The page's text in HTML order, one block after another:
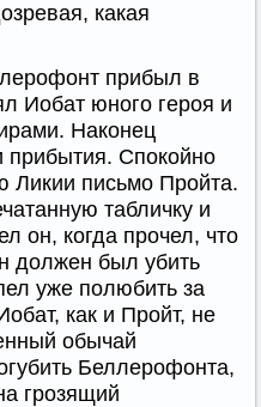
какая
прибыл в
Иобат юного героя и
Наконец
прибытия. Спокойно
Ликии письмо Пройта.
табличку и
он, когда прочел, что
должен был убить
уже полюбить за
как и Пройт, не
обычай
Беллерофонта,
грозящий